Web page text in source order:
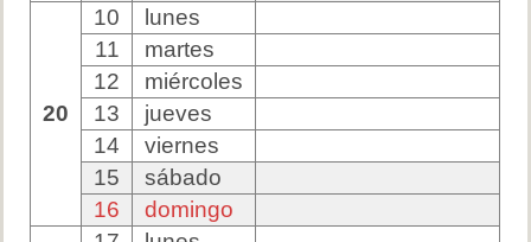
20
10
lunes
11
martes
12
miércoles
13
jueves
14
viernes
15
sábado
16
domingo